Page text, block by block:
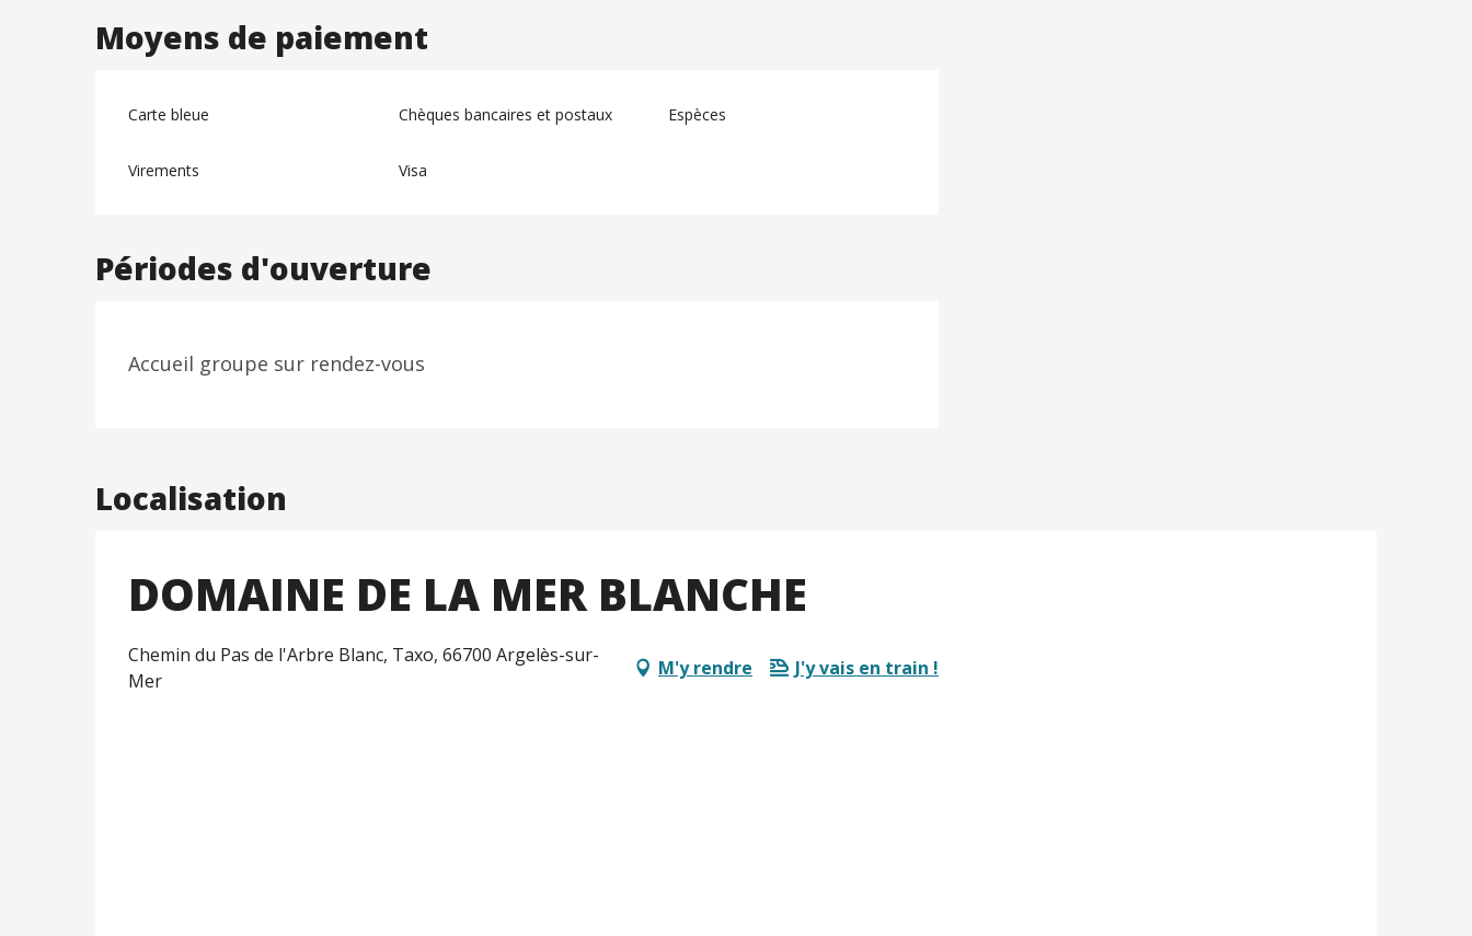
Moyens de paiement
Carte bleue Chèques bancaires et postaux Espèces
Virements Visa
Périodes d'ouverture
Accueil groupe sur rendez-vous
Localisation
DOMAINE DE LA MER BLANCHE
Chemin du Pas de l'Arbre Blanc, Taxo, 66700 Argelès-sur-
Mer
M'y rendre J'y vais en train !